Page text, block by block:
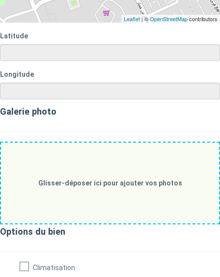
Leaflet | ©OpenStreetMapcontributors
Latitude
Longitude
Galerie photo
Glisser-déposer ici pour ajouter vos photos
Options du bien
Climatisation